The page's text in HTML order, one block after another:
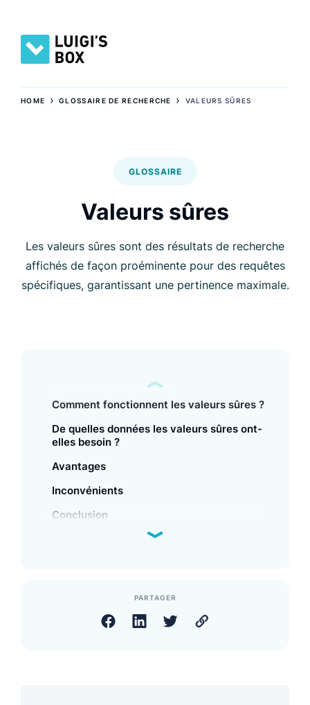
HOME ›GLOSSAIRE DE RECHERCHE › VALEURS SÛRES
GLOSSAIRE
Valeurs sûres
Les valeurs sûres sont des résultats de recherche
affichés de façon proéminente pour des requêtes
spécifiques, garantissant une pertinence maximale.
Comment fonctionnent les valeurs sûres ?
De quelles données les valeurs sûres ont-
elles besoin ?
Avantages
Inconvénients
Conclusion
PARTAGER